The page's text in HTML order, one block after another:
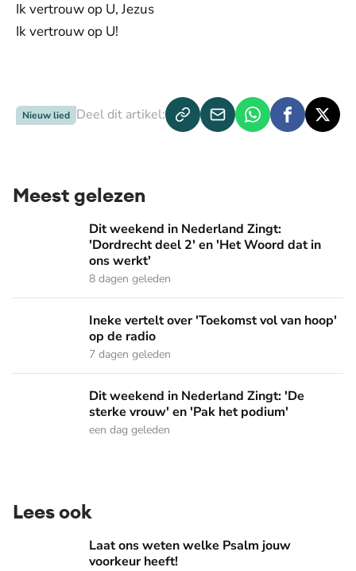
Ik vertrouw op U, Jezus
Ik vertrouw op U!
Nieuw lied Deel dit artikel:
Meest gelezen
Dit weekend in Nederland Zingt: 'Dordrecht deel 2' en
Dit weekend in Nederland Zingt:
'Dordrecht deel 2' en 'Het Woord dat in
ons werkt'
8 dagen geleden
Ineke vertelt over 'Toekomst vol van hoop' op de radio
Ineke vertelt over 'Toekomst vol van hoop'
op de radio
7 dagen geleden
Dit weekend in Nederland Zingt: 'De sterke vrouw' en 'Pak
Dit weekend in Nederland Zingt: 'De
sterke vrouw' en 'Pak het podium'
een dag geleden
Lees ook
Laat ons weten welke Psalm jouw voorkeur heeft!
Laat ons weten welke Psalm jouw
voorkeur heeft!